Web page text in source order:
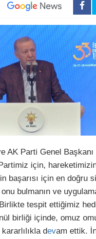
AK Parti Genel
için,
başarısı için en doğru
bulmanın ve
tespit ettiğimiz
birliği içinde, omuz
devam ettik.